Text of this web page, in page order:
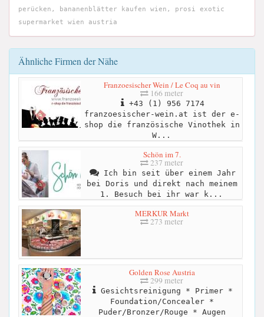
perücken, bananenblätter kaufen wien, prosi exotic
supermarket wien austria
Ähnliche Firmen der Nähe
Franzoesischer Wein / Le Coq au vin
166 meter
+43 (1) 956 7174
franzoesischer-wein.at ist der e-
shop die französische Vinothek in
W...
Schön im 7.
237 meter
Ich bin seit über einem Jahr
bei Doris und direkt nach meinem
1. Besuch bei ihr war k...
MERKUR Markt
273 meter
Golden Rose Austria
299 meter
Gesichtsreinigung * Primer *
Foundation/Concealer *
Puder/Bronzer/Rouge * Augen